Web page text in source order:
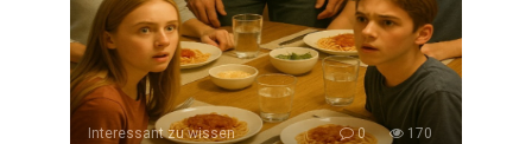
Interessant zu wissen 0 170